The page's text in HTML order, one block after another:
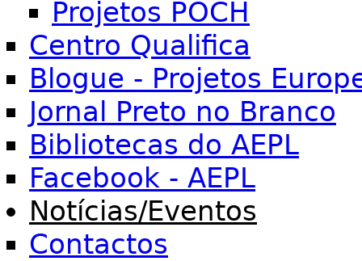
Projetos POCH
Centro Qualifica
Blogue - Projetos
Jornal Preto no Branco
Bibliotecas do AEPL
Facebook - AEPL
Notícias/Eventos
Contactos